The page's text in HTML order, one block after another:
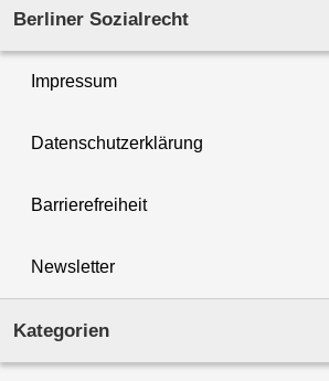
Berliner Sozialrecht
Impressum
Datenschutzerklärung
Barrierefreiheit
Newsletter
Kategorien